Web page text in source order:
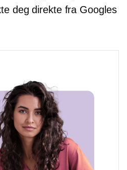
deg direkte fra Googles